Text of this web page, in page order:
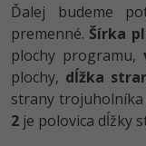
Ďalej budeme
premenné. Šírka
plochy programu,
plochy, dĺžka
strany trojuholníka
2 je polovica dĺžky